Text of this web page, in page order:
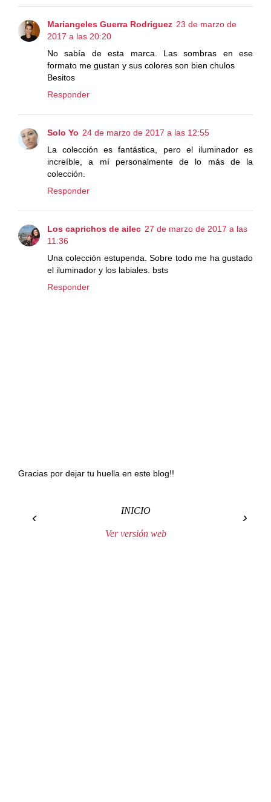
Mariangeles Guerra Rodriguez 23 de marzo de
2017 a las 20:20
No sabía de esta marca. Las sombras en ese
formato me gustan y sus colores son bien chulos
Besitos
Responder
Solo Yo 24 de marzo de 2017 a las 12:55
La colección es fantástica, pero el iluminador es
increíble, a mí personalmente de lo más de la
colección.
Responder
Los caprichos de ailec 27 de marzo de 2017 a las
11:36
Una colección estupenda. Sobre todo me ha gustado
el iluminador y los labiales. bsts
Responder
Gracias por dejar tu huella en este blog!!
‹ ›
INICIO
Ver versión web